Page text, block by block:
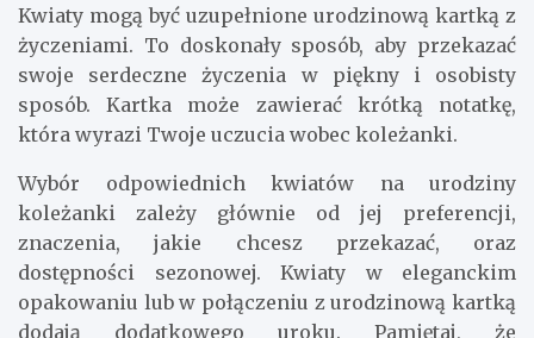
Kwiaty mogą być uzupełnione urodzinową kartką z
życzeniami. To doskonały sposób, aby przekazać
swoje serdeczne życzenia w piękny i osobisty
sposób. Kartka może zawierać krótką notatkę,
która wyrazi Twoje uczucia wobec koleżanki.
Wybór odpowiednich kwiatów na urodziny
koleżanki zależy głównie od jej preferencji,
znaczenia, jakie chcesz przekazać, oraz
dostępności sezonowej. Kwiaty w eleganckim
opakowaniu lub w połączeniu z urodzinową kartką
dodają dodatkowego uroku. Pamiętaj, że